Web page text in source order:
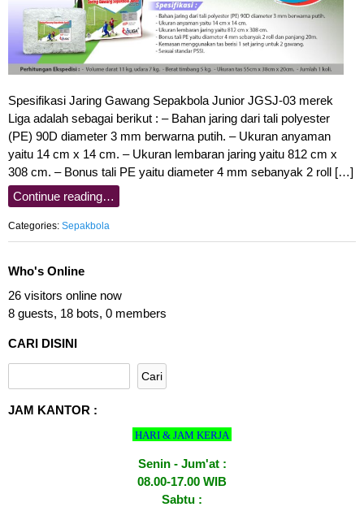
Spesifikasi Jaring Gawang Sepakbola Junior JGSJ-03 merek
Liga adalah sebagai berikut : – Bahan jaring dari tali polyester
(PE) 90D diameter 3 mm berwarna putih. – Ukuran anyaman
yaitu 14 cm x 14 cm. – Ukuran lembaran jaring yaitu 812 cm x
308 cm. – Bonus tali PE yaitu diameter 4 mm sebanyak 2 roll […]
Continue reading…
Categories: Sepakbola
Who's Online
26 visitors online now
8 guests, 18 bots, 0 members
CARI DISINI
JAM KANTOR :
HARI & JAM KERJA
Senin - Jum'at :
08.00-17.00 WIB
Sabtu :